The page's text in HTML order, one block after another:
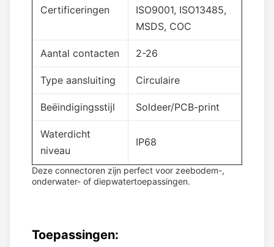
Certificeringen
ISO9001, ISO13485,
MSDS, COC
Aantal contacten 2-26
Type aansluiting Circulaire
Beëindigingsstijl Soldeer/PCB-print
Waterdicht
niveau
IP68
Deze connectoren zijn perfect voor zeebodem-,
onderwater- of diepwatertoepassingen.
Toepassingen: